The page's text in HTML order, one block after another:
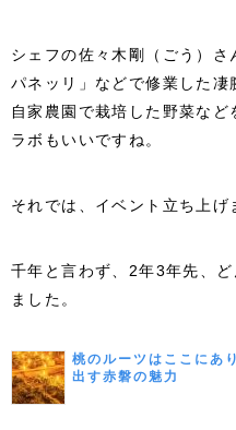
シェフの佐々木剛（ごう）
パネッリ」などで修業した凄
自家農園で栽培した野菜な
ラボもいいですね。
それでは、 イベント立ち上げ
千年と言わず、2年3年先、
ました。
桃のルーツはここにあ
出す赤磐の魅力